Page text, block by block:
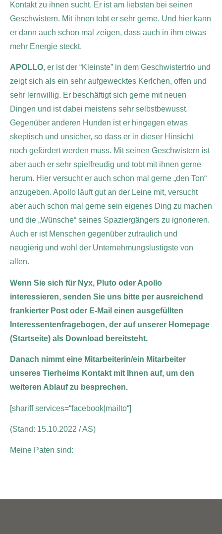
Kontakt zu ihnen sucht. Er ist am liebsten bei seinen
Geschwistern. Mit ihnen tobt er sehr gerne. Und hier kann
er dann auch schon mal zeigen, dass auch in ihm etwas
mehr Energie steckt.
APOLLO, er ist der “Kleinste” in dem Geschwistertrio und
zeigt sich als ein sehr aufgewecktes Kerlchen, offen und
sehr lernwillig. Er beschäftigt sich gerne mit neuen
Dingen und ist dabei meistens sehr selbstbewusst.
Gegenüber anderen Hunden ist er hingegen etwas
skeptisch und unsicher, so dass er in dieser Hinsicht
noch gefördert werden muss. Mit seinen Geschwistern ist
aber auch er sehr spielfreudig und tobt mit ihnen gerne
herum. Hier versucht er auch schon mal gerne „den Ton“
anzugeben. Apollo läuft gut an der Leine mit, versucht
aber auch schon mal gerne sein eigenes Ding zu machen
und die „Wünsche“ seines Spaziergängers zu ignorieren.
Auch er ist Menschen gegenüber zutraulich und
neugierig und wohl der Unternehmungslustigste von
allen.
Wenn Sie sich für Nyx, Pluto oder Apollo
interessieren, senden Sie uns bitte per ausreichend
frankierter Post oder E-Mail einen ausgefüllten
Interessentenfragebogen, der auf unserer Homepage
(Startseite) als Download bereitsteht.
Danach nimmt eine Mitarbeiterin/ein Mitarbeiter
unseres Tierheims Kontakt mit Ihnen auf, um den
weiteren Ablauf zu besprechen.
[shariff services=“facebook|mailto“]
(Stand: 15.10.2022 / AS)
Meine Paten sind: